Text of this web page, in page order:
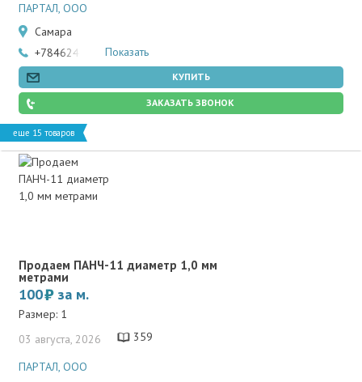
еще 15 товаров
ПАРТАЛ, ООО
Самара
+78462466502Показать
КУПИТЬ
ЗАКАЗАТЬ ЗВОНОК
Продаем ПАНЧ-11 диаметр 1,0 мм
метрами
100 за м.
Размер: 1
03 августа, 2026
359
ПАРТАЛ, ООО